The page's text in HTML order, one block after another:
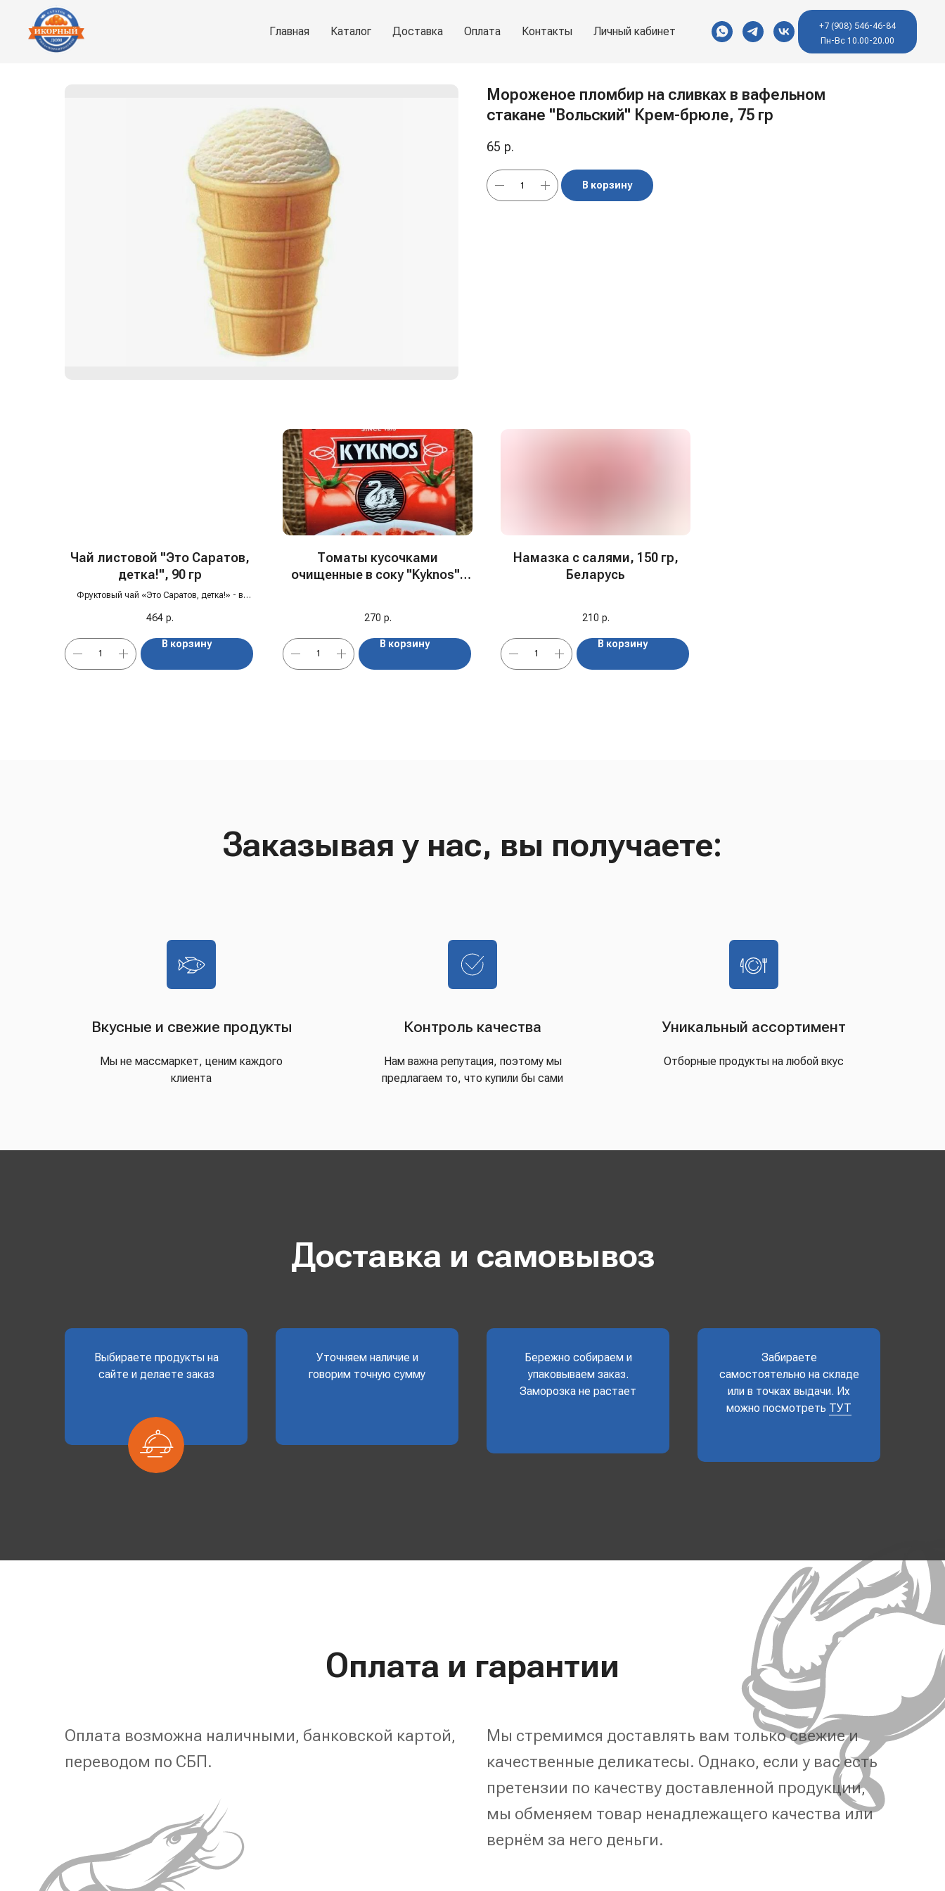
Главная Каталог Доставка Оплата Контакты Личный кабинет
+7 (908) 546-46-84
Пн-Вс 10.00-20.00
Мороженое пломбир на сливках в вафельном
стакане "Вольский" Крем-брюле, 75 гр
65 р.
В корзину
Чай листовой "Это Саратов,
детка!", 90 гр
Фруктовый чай «Это Саратов, детка!» - в
ягоды черной смородины, красной
464 р.
В корзину
Томаты кусочками
очищенные в соку "Kyknos",
270 р.
В корзину
Намазка с салями, 150 гр,
Беларусь
210 р.
В корзину
Заказывая у нас, вы получаете:
Вкусные и свежие продукты
Мы не массмаркет, ценим каждого
клиента
Контроль качества
Нам важна репутация, поэтому мы
предлагаем то, что купили бы сами
Уникальный ассортимент
Отборные продукты на любой вкус
Доставка и самовывоз
Выбираете продукты на
сайте и делаете заказ
Уточняем наличие и
говорим точную сумму
Бережно собираем и
упаковываем заказ.
Заморозка не растает
Забираете
самостоятельно на складе
или в точках выдачи. Их
можно посмотреть ТУТ
Оплата и гарантии
Оплата возможна наличными, банковской картой,
переводом по СБП.
Мы стремимся доставлять вам только свежие и
качественные деликатесы. Однако, если у вас есть
претензии по качеству доставленной продукции,
мы обменяем товар ненадлежащего качества или
вернём за него деньги.